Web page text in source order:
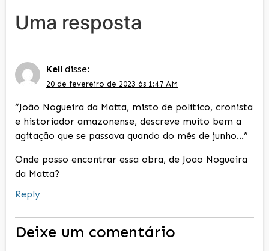
Uma resposta
Kell disse:
20 de fevereiro de 2023 às 1:47 AM
“João Nogueira da Matta, misto de político, cronista
e historiador amazonense, descreve muito bem a
agitação que se passava quando do mês de junho…”
Onde posso encontrar essa obra, de Joao Nogueira
da Matta?
Reply
Deixe um comentário